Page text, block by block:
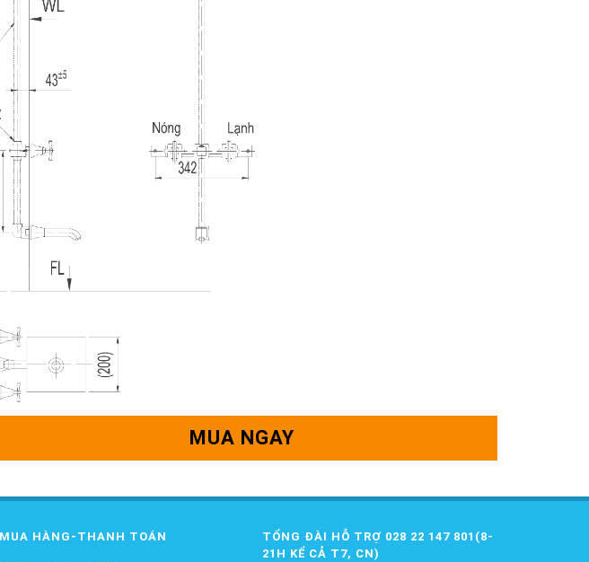
MUA NGAY
MUA HÀNG-THANH TOÁN
TỔNG ĐÀI HỖ TRỢ 028 22 147 801(8-
21H KỂ CẢ T7, CN)